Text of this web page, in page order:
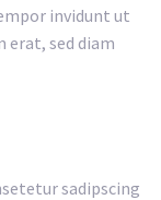
invidunt ut
erat, sed diam
sadipscing